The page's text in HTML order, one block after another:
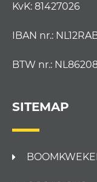
KvK: 81427026
IBAN nr.:
BTW nr.:
SITEMAP